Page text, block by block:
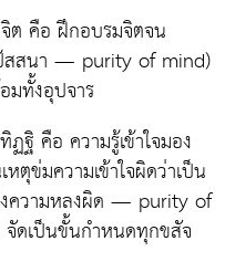
ต คือ ฝึกอบรมจิตจน
สสนา — purity of mind)
มทั้งอุปจาร
ฐิ คือ ความรู้เข้าใจมอง
ตุข่มความเข้าใจผิดว่าเป็น
งความหลงผิด — purity of
ดเป็นขั้นกำหนดทุกขสัจ